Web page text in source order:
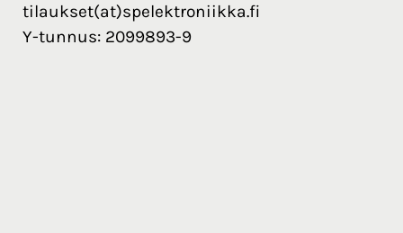
tilaukset(at)spelektroniikka.fi
Y-tunnus: 2099893-9